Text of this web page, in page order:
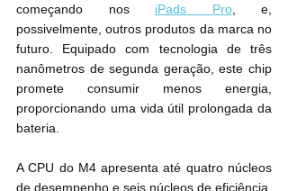
começando nos iPads Pro, e,
possivelmente, outros produtos da marca no
futuro. Equipado com tecnologia de três
nanômetros de segunda geração, este chip
promete consumir menos energia,
proporcionando uma vida útil prolongada da
bateria.
A CPU do M4 apresenta até quatro núcleos
de desempenho e seis núcleos de eficiência,